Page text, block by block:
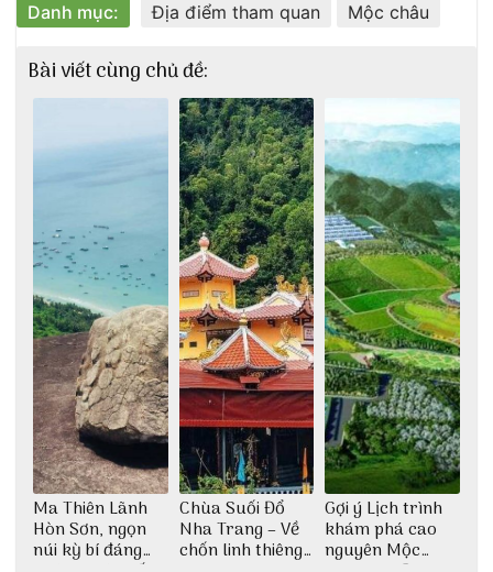
Danh mục: Địa điểm tham quan Mộc châu
Bài viết cùng chủ đề:
Ma Thiên Lãnh
Hòn Sơn, ngọn
núi kỳ bí đáng
Chùa Suối Đổ
Nha Trang – Về
chốn linh thiêng
Gợi ý Lịch trình
khám phá cao
nguyên Mộc